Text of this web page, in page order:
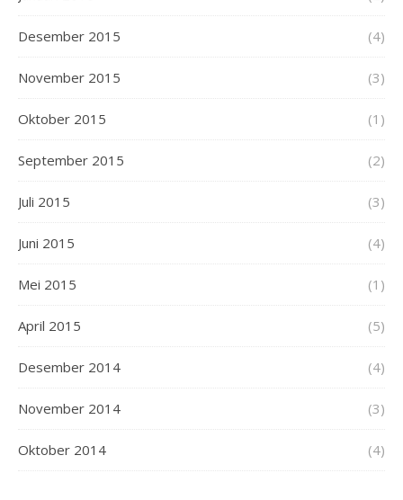
Desember 2015 (4)
November 2015 (3)
Oktober 2015 (1)
September 2015 (2)
Juli 2015 (3)
Juni 2015 (4)
Mei 2015 (1)
April 2015 (5)
Desember 2014 (4)
November 2014 (3)
Oktober 2014 (4)